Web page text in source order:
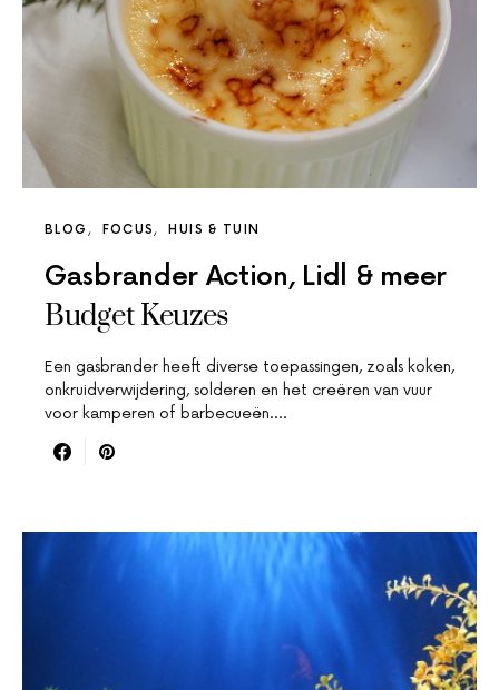
BLOG FOCUS HUIS & TUIN
Gasbrander Action, Lidl & meer
Budget Keuzes
Een gasbrander heeft diverse toepassingen, zoals koken,
onkruidverwijdering, solderen en het creëren van vuur
voor kamperen of barbecueën.…